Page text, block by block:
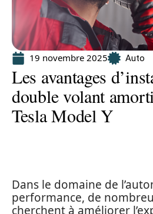
19 novembre 2025 Auto
Les avantages
double volant
Tesla Model Y
Dans le domaine de
performance, de
cherchent à améliorer